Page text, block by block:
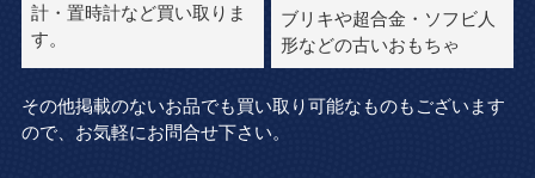
計・置時計など買い取りま
す。
ブリキや超合金・ソフビ人
形などの古いおもちゃ
その他掲載のないお品でも買い取り可能なものもございます
ので、お気軽にお問合せ下さい。